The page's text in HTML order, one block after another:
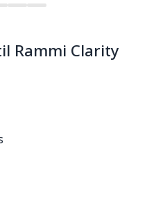
Rammi Clarity